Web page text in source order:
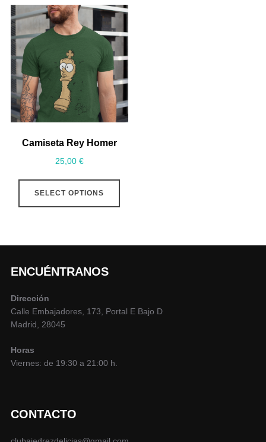
Camiseta Rey Homer
25,00 €
SELECT OPTIONS
ENCUÉNTRANOS
Dirección
Calle Embajadores, 173, Portal E Bajo D
Madrid, 28045
Horas
Viernes: de 19:30 a 21:00 h.
CONTACTO